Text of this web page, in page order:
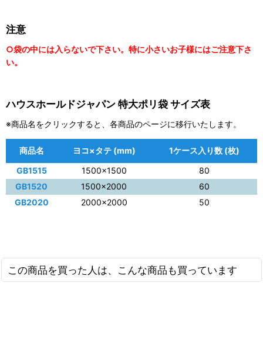
注意
○袋の中には入らないで下さい。特に小さいお子様にはご注意下さ
い。
ハウスホールドジャパン 特大ポリ袋 サイズ表
※商品名をクリックすると、各商品のページに移行いたします。
商品名 ヨコ×タテ (mm)
1ケース入り数 (枚)
GB1515
1500×1500
80
GB1520
1500×2000
60
GB2020
2000×2000 50
この商品を買った人は、こんな商品も買っています